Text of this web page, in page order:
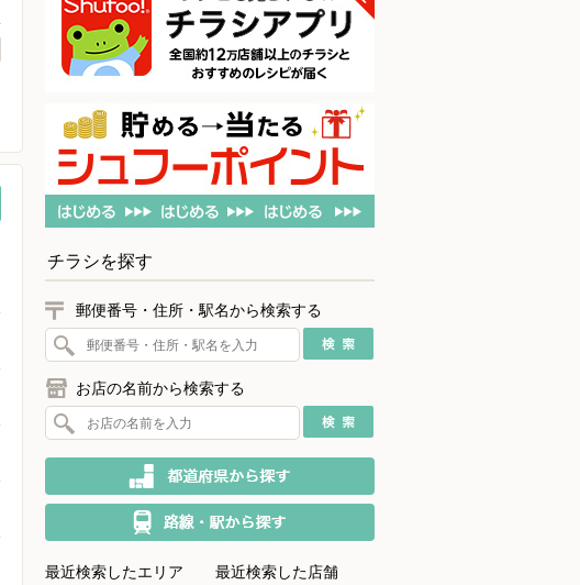
チラシを探す
郵便番号・住所・駅名から検索する
お店の名前から検索する
最近検索したエリア 最近検索した店舗